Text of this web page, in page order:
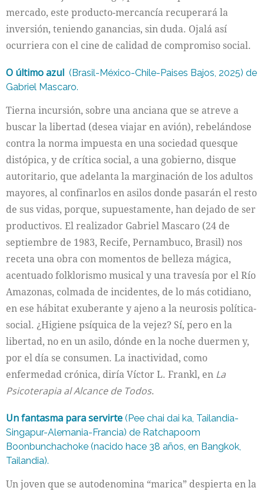
mercado, este producto-mercancía recuperará la
inversión, teniendo ganancias, sin duda. Ojalá así
ocurriera con el cine de calidad de compromiso social.
O último azul (Brasil-México-Chile-Paises Bajos, 2025) de
Gabriel Mascaro.
Tierna incursión, sobre una anciana que se atreve a
buscar la libertad (desea viajar en avión), rebelándose
contra la norma impuesta en una sociedad quesque
distópica, y de crítica social, a una gobierno, disque
autoritario, que adelanta la marginación de los adultos
mayores, al confinarlos en asilos donde pasarán el resto
de sus vidas, porque, supuestamente, han dejado de ser
productivos. El realizador Gabriel Mascaro (24 de
septiembre de 1983, Recife, Pernambuco, Brasil) nos
receta una obra con momentos de belleza mágica,
acentuado folklorismo musical y una travesía por el Río
Amazonas, colmada de incidentes, de lo más cotidiano,
en ese hábitat exuberante y ajeno a la neurosis política-
social. ¿Higiene psíquica de la vejez? Sí, pero en la
libertad, no en un asilo, dónde en la noche duermen y,
por el día se consumen. La inactividad, como
enfermedad crónica, diría Víctor L. Frankl, en La
Psicoterapia al Alcance de Todos.
Un fantasma para servirte (Pee chai dai ka, Tailandia-
Singapur-Alemania-Francia) de Ratchapoom
Boonbunchachoke (nacido hace 38 años, en Bangkok,
Tailandia).
Un joven que se autodenomina “marica” despierta en la